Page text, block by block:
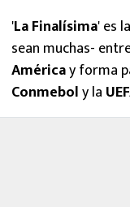
'La Finalísima' es
sean muchas-
Américay forma
Conmeboly la